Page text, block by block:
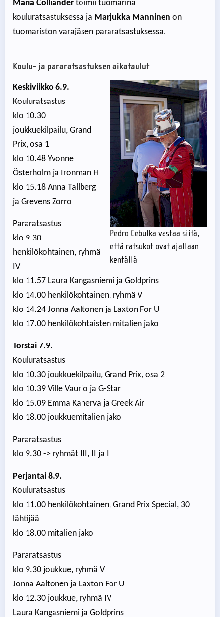
Maria Colliander toimii tuomarina
kouluratsastuksessa ja Marjukka Manninen on
tuomariston varajäsen pararatsastuksessa.
Koulu- ja pararatsastuksen aikataulut
Pedro Cebulka vastaa siitä,
että ratsukot ovat ajallaan
kentällä.
Keskiviikko 6.9.
Kouluratsastus
klo 10.30
joukkuekilpailu, Grand
Prix, osa 1
klo 10.48 Yvonne
Österholm ja Ironman H
klo 15.18 Anna Tallberg
ja Grevens Zorro
Pararatsastus
klo 9.30
henkilökohtainen, ryhmä
IV
klo 11.57 Laura Kangasniemi ja Goldprins
klo 14.00 henkilökohtainen, ryhmä V
klo 14.24 Jonna Aaltonen ja Laxton For U
klo 17.00 henkilökohtaisten mitalien jako
Torstai 7.9.
Kouluratsastus
klo 10.30 joukkuekilpailu, Grand Prix, osa 2
klo 10.39 Ville Vaurio ja G-Star
klo 15.09 Emma Kanerva ja Greek Air
klo 18.00 joukkuemitalien jako
Pararatsastus
klo 9.30 -> ryhmät III, II ja I
Perjantai 8.9.
Kouluratsastus
klo 11.00 henkilökohtainen, Grand Prix Special, 30
lähtijää
klo 18.00 mitalien jako
Pararatsastus
klo 9.30 joukkue, ryhmä V
Jonna Aaltonen ja Laxton For U
klo 12.30 joukkue, ryhmä IV
Laura Kangasniemi ja Goldprins